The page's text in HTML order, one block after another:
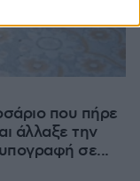
που πήρε
άλλαξε την
σε...